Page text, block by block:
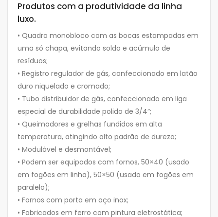
Produtos com a produtividade da linha
luxo.
• Quadro monobloco com as bocas estampadas em
uma só chapa, evitando solda e acúmulo de
resíduos;
• Registro regulador de gás, confeccionado em latão
duro niquelado e cromado;
• Tubo distribuidor de gás, confeccionado em liga
especial de durabilidade polido de 3/4”;
• Queimadores e grelhas fundidos em alta
temperatura, atingindo alto padrão de dureza;
• Modulável e desmontável;
• Podem ser equipados com fornos, 50×40 (usado
em fogões em linha), 50×50 (usado em fogões em
paralelo);
• Fornos com porta em aço inox;
• Fabricados em ferro com pintura eletrostática;